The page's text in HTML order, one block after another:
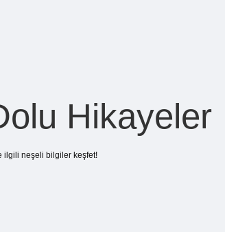
Hikayeler
ilgili neşeli bilgiler keşfet!